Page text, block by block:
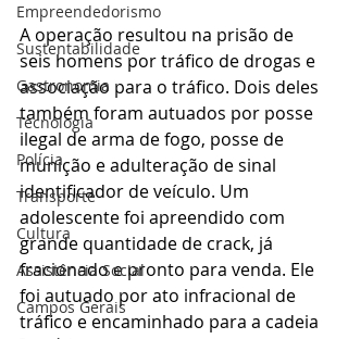
Empreendedorismo
Sustentabilidade
Gastronomia
Tecnologia
Polícia
Transporte
Cultura
Assistência Social
Campos Gerais
A operação resultou na prisão de
seis homens por tráfico de drogas e
associação para o tráfico. Dois deles
também foram autuados por posse
ilegal de arma de fogo, posse de
munição e adulteração de sinal
identificador de veículo. Um
adolescente foi apreendido com
grande quantidade de crack, já
fracionado e pronto para venda. Ele
foi autuado por ato infracional de
tráfico e encaminhado para a cadeia